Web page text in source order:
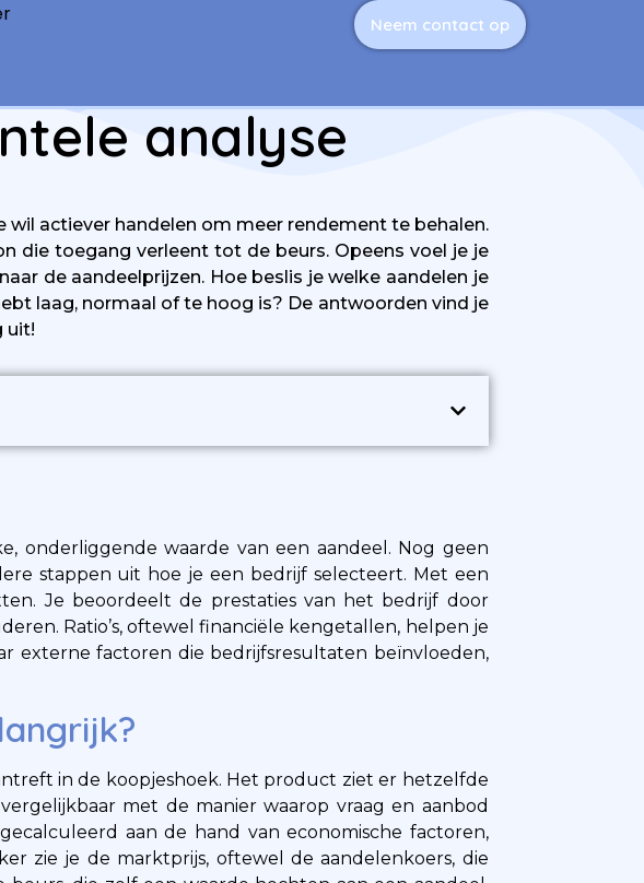
Neem contact op
analyse
actiever handelen om meer rendement te behalen.
die toegang verleent tot de beurs. Opeens voel je je
de aandeelprijzen. Hoe beslis je welke aandelen je
laag, normaal of te hoog is? De antwoorden vind je
uit!
onderliggende waarde van een aandeel. Nog geen
stappen uit hoe je een bedrijf selecteert. Met een
Je beoordeelt de prestaties van het bedrijf door
Ratio’s, oftewel financiële kengetallen, helpen je
externe factoren die bedrijfsresultaten beïnvloeden,
in de koopjeshoek. Het product ziet er hetzelfde
met de manier waarop vraag en aanbod
aan de hand van economische factoren,
zie je de marktprijs, oftewel de aandelenkoers, die